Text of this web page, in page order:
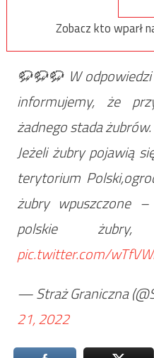
Zobacz kto wparł
🦬🦬🦬W
informujemy, że
żadnego stada żubrów.
Jeżeli żubry pojawią
terytorium
żubry wpuszczone
polskie żubry,
pic.twitter.com/
— Straż Graniczna
21, 2022